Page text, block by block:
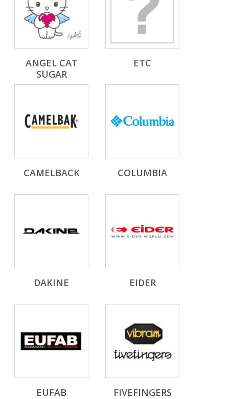
ANGEL CAT
SUGAR
ETC
CAMELBACK COLUMBIA
DAKINE EIDER
EUFAB FIVEFINGERS